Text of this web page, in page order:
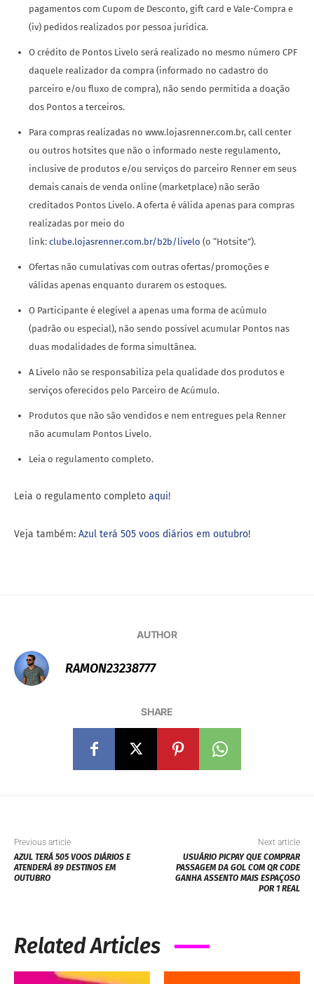
pagamentos com Cupom de Desconto, gift card e Vale-Compra e
(iv) pedidos realizados por pessoa jurídica.
O crédito de Pontos Livelo será realizado no mesmo número CPF
daquele realizador da compra (informado no cadastro do
parceiro e/ou fluxo de compra), não sendo permitida a doação
dos Pontos a terceiros.
Para compras realizadas no www.lojasrenner.com.br, call center
ou outros hotsites que não o informado neste regulamento,
inclusive de produtos e/ou serviços do parceiro Renner em seus
demais canais de venda online (marketplace) não serão
creditados Pontos Livelo. A oferta é válida apenas para compras
realizadas por meio do
link: clube.lojasrenner.com.br/b2b/livelo (o “Hotsite”).
Ofertas não cumulativas com outras ofertas/promoções e
válidas apenas enquanto durarem os estoques.
O Participante é elegível a apenas uma forma de acúmulo
(padrão ou especial), não sendo possível acumular Pontos nas
duas modalidades de forma simultânea.
A Livelo não se responsabiliza pela qualidade dos produtos e
serviços oferecidos pelo Parceiro de Acúmulo.
Produtos que não são vendidos e nem entregues pela Renner
não acumulam Pontos Livelo.
Leia o regulamento completo.
Leia o regulamento completo aqui!
Veja também: Azul terá 505 voos diários em outubro!
AUTHOR
RAMON23238777
SHARE
Previous article
AZUL TERÁ 505 VOOS DIÁRIOS E
ATENDERÁ 89 DESTINOS EM
OUTUBRO
Next article
USUÁRIO PICPAY QUE COMPRAR
PASSAGEM DA GOL COM QR CODE
GANHA ASSENTO MAIS ESPAÇOSO
POR 1 REAL
Related Articles